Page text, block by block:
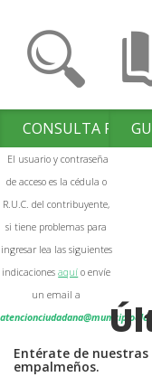
CONSULTA
El usuario y contraseña
de acceso es la cédula o
R.U.C. del contribuyente,
si tiene problemas para
ingresar lea las siguientes
indicacionesaquí o envíe
un email a
Entérate de
empalmeños.